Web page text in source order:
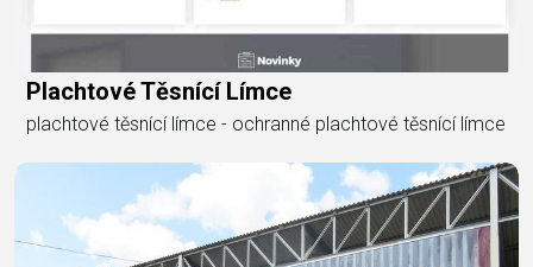
Plachtové Těsnící Límce
plachtové těsnící límce - ochranné plachtové těsnící límce